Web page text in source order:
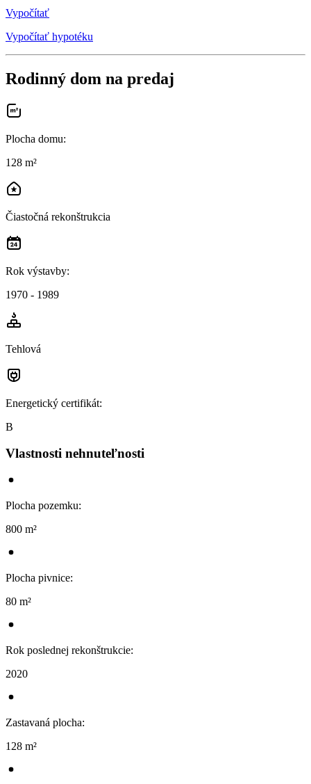
Vypočítať
Vypočítať hypotéku
Rodinný dom na predaj
Plocha domu:
128 m²
Čiastočná rekonštrukcia
Rok výstavby:
1970 - 1989
Tehlová
Energetický certifikát:
B
Vlastnosti nehnuteľnosti
Plocha pozemku:
800 m²
Plocha pivnice:
80 m²
Rok poslednej rekonštrukcie:
2020
Zastavaná plocha:
128 m²